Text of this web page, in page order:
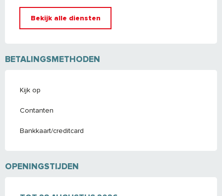
Bekijk alle diensten
BETALINGSMETHODEN
Kijk op
Contanten
Bankkaart/creditcard
OPENINGSTIJDEN